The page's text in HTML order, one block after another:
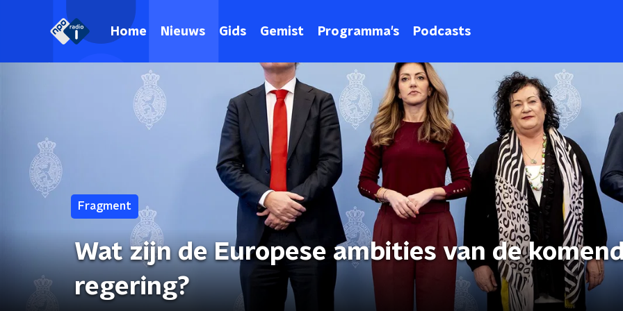
Home Nieuws Gids Gemist Programma's Podcasts
Fragment
Wat zijn de Europese ambities van de
regering?